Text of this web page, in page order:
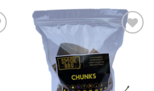
Toevoegen
aan
verlanglijst